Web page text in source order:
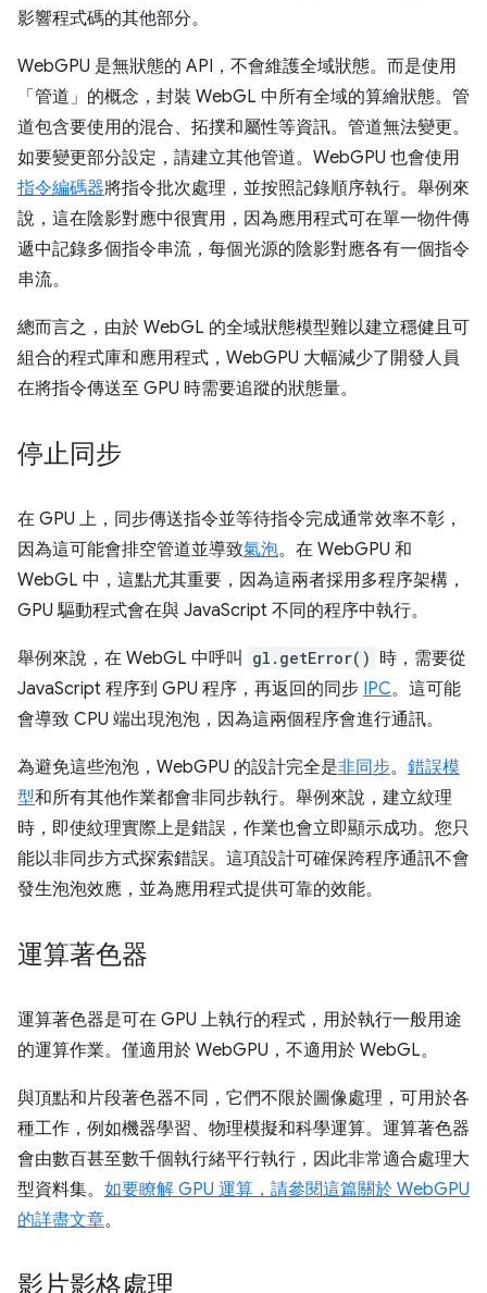
影響程式碼的其他部分。
WebGPU 是無狀態的 API，不會維護全域狀態。而是使用
「管道」 的概念，封裝 WebGL 中所有全域的算繪狀態。管
道包含要使用的混合、拓撲和屬性等資訊。管道無法變更。
如要變更部分設定，請建立其他管道。WebGPU 也會使用
指令編碼器將指令批次處理，並按照記錄順序執行。舉例來
說，這在陰影對應中很實用，因為應用程式可在單一物件傳
遞中記錄多個指令串流，每個光源的陰影對應各有一個指令
串流。
總而言之，由於 WebGL 的全域狀態模型難以建立穩健且可
組合的程式庫和應用程式，WebGPU 大幅減少了開發人員
在將指令傳送至 GPU 時需要追蹤的狀態量。
停止同步
在 GPU 上，同步傳送指令並等待指令完成通常效率不彰，
因為這可能會排空管道並導致氣泡。在 WebGPU 和
WebGL 中，這點尤其重要，因為這兩者採用多程序架構，
GPU 驅動程式會在與 JavaScript 不同的程序中執行。
舉例來說，在 WebGL 中呼叫 gl.getError() 時，需要從
JavaScript 程序到 GPU 程序，再返回的同步 IPC。這可能
會導致 CPU 端出現泡泡，因為這兩個程序會進行通訊。
為避免這些泡泡，WebGPU 的設計完全是非同步。 錯誤模
型和所有其他作業都會非同步執行。舉例來說，建立紋理
時，即使紋理實際上是錯誤，作業也會立即顯示成功。您只
能以非同步方式探索錯誤。這項設計可確保跨程序通訊不會
發生泡泡效應，並為應用程式提供可靠的效能。
運算著色器
運算著色器是可在 GPU 上執行的程式，用於執行一般用途
的運算作業。僅適用於 WebGPU，不適用於 WebGL。
與頂點和片段著色器不同，它們不限於圖像處理，可用於各
種工作，例如機器學習、物理模擬和科學運算。運算著色器
會由數百甚至數千個執行緒平行執行，因此非常適合處理大
型資料集。 如要瞭解 GPU 運算，請參閱這篇關於 WebGPU
的詳盡文章。
影片影格處理